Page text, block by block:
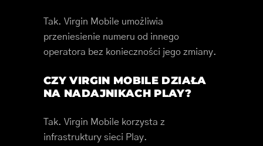
Tak. Virgin Mobile umożliwia
przeniesienie numeru od innego
operatora bez konieczności jego zmiany.
CZY VIRGIN MOBILE DZIAŁA
NA NADAJNIKACH PLAY?
Tak. Virgin Mobile korzysta z
infrastruktury sieci Play.